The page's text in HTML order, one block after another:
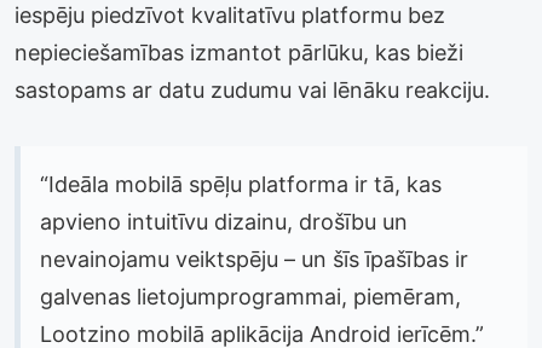
iespēju piedzīvot kvalitatīvu platformu bez
nepieciešamības izmantot pārlūku, kas bieži
sastopams ar datu zudumu vai lēnāku reakciju.
“Ideāla mobilā spēļu platforma ir tā, kas
apvieno intuitīvu dizainu, drošību un
nevainojamu veiktspēju – un šīs īpašības ir
galvenas lietojumprogrammai, piemēram,
Lootzino mobilā aplikācija Android ierīcēm.”